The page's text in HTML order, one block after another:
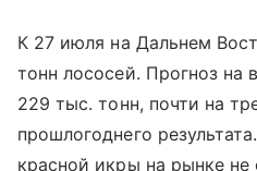
К 27 июля на Дальнем
тонн лососей. Прогноз на
229 тыс. тонн, почти на
прошлогоднего
красной икры на рынке